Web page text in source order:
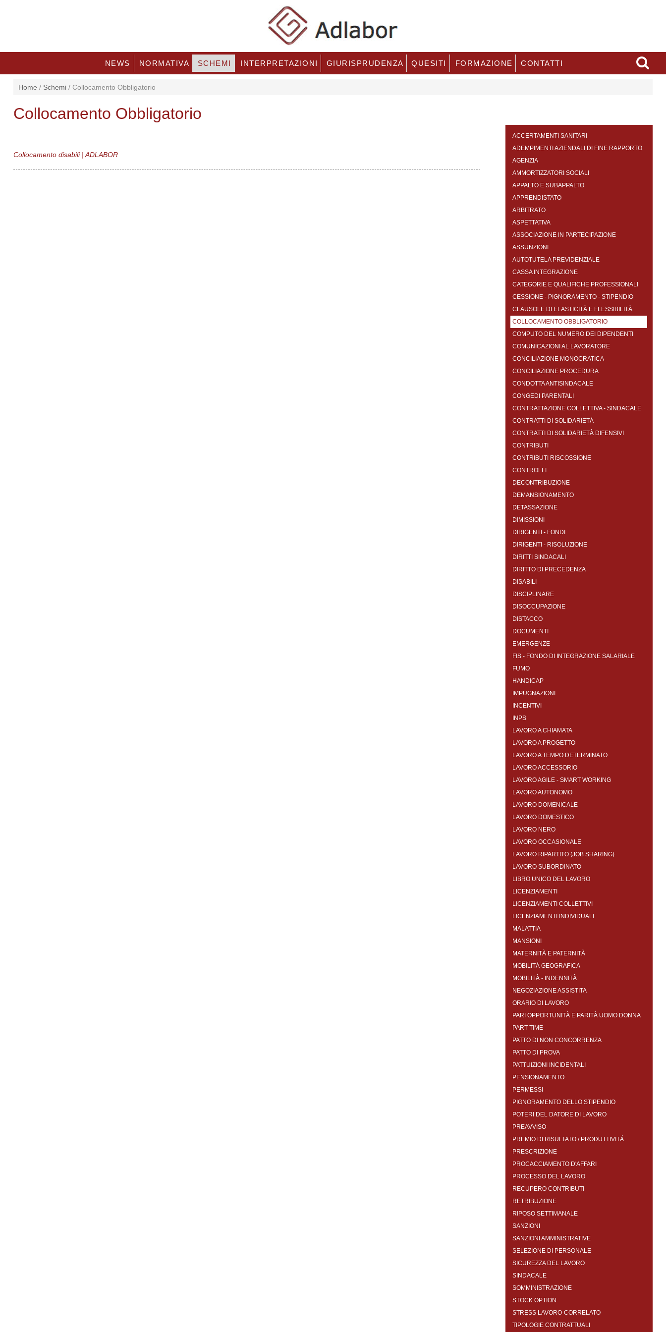
NEWS NORMATIVA SCHEMI INTERPRETAZIONI GIURISPRUDENZA QUESITI FORMAZIONE CONTATTI
Home / Schemi / Collocamento Obbligatorio
Collocamento Obbligatorio
Collocamento disabili | ADLABOR
ACCERTAMENTI SANITARI
ADEMPIMENTI AZIENDALI DI FINE RAPPORTO
AGENZIA
AMMORTIZZATORI SOCIALI
APPALTO E SUBAPPALTO
APPRENDISTATO
ARBITRATO
ASPETTATIVA
ASSOCIAZIONE IN PARTECIPAZIONE
ASSUNZIONI
AUTOTUTELA PREVIDENZIALE
CASSA INTEGRAZIONE
CATEGORIE E QUALIFICHE PROFESSIONALI
CESSIONE - PIGNORAMENTO - STIPENDIO
CLAUSOLE DI ELASTICITÀ E FLESSIBILITÀ
COLLOCAMENTO OBBLIGATORIO
COMPUTO DEL NUMERO DEI DIPENDENTI
COMUNICAZIONI AL LAVORATORE
CONCILIAZIONE MONOCRATICA
CONCILIAZIONE PROCEDURA
CONDOTTA ANTISINDACALE
CONGEDI PARENTALI
CONTRATTAZIONE COLLETTIVA - SINDACALE
CONTRATTI DI SOLIDARIETÀ
CONTRATTI DI SOLIDARIETÀ DIFENSIVI
CONTRIBUTI
CONTRIBUTI RISCOSSIONE
CONTROLLI
DECONTRIBUZIONE
DEMANSIONAMENTO
DETASSAZIONE
DIMISSIONI
DIRIGENTI - FONDI
DIRIGENTI - RISOLUZIONE
DIRITTI SINDACALI
DIRITTO DI PRECEDENZA
DISABILI
DISCIPLINARE
DISOCCUPAZIONE
DISTACCO
DOCUMENTI
EMERGENZE
FIS - FONDO DI INTEGRAZIONE SALARIALE
FUMO
HANDICAP
IMPUGNAZIONI
INCENTIVI
INPS
LAVORO A CHIAMATA
LAVORO A PROGETTO
LAVORO A TEMPO DETERMINATO
LAVORO ACCESSORIO
LAVORO AGILE - SMART WORKING
LAVORO AUTONOMO
LAVORO DOMENICALE
LAVORO DOMESTICO
LAVORO NERO
LAVORO OCCASIONALE
LAVORO RIPARTITO (JOB SHARING)
LAVORO SUBORDINATO
LIBRO UNICO DEL LAVORO
LICENZIAMENTI
LICENZIAMENTI COLLETTIVI
LICENZIAMENTI INDIVIDUALI
MALATTIA
MANSIONI
MATERNITÀ E PATERNITÀ
MOBILITÀ GEOGRAFICA
MOBILITÀ - INDENNITÀ
NEGOZIAZIONE ASSISTITA
ORARIO DI LAVORO
PARI OPPORTUNITÀ E PARITÀ UOMO DONNA
PART-TIME
PATTO DI NON CONCORRENZA
PATTO DI PROVA
PATTUIZIONI INCIDENTALI
PENSIONAMENTO
PERMESSI
PIGNORAMENTO DELLO STIPENDIO
POTERI DEL DATORE DI LAVORO
PREAVVISO
PREMIO DI RISULTATO / PRODUTTIVITÁ
PRESCRIZIONE
PROCACCIAMENTO D'AFFARI
PROCESSO DEL LAVORO
RECUPERO CONTRIBUTI
RETRIBUZIONE
RIPOSO SETTIMANALE
SANZIONI
SANZIONI AMMINISTRATIVE
SELEZIONE DI PERSONALE
SICUREZZA DEL LAVORO
SINDACALE
SOMMINISTRAZIONE
STOCK OPTION
STRESS LAVORO-CORRELATO
TIPOLOGIE CONTRATTUALI